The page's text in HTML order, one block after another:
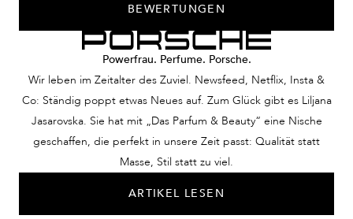
BEWERTUNGEN
Powerfrau. Perfume. Porsche.
Wir leben im Zeitalter des Zuviel. Newsfeed, Netflix, Insta &
Co: Ständig poppt etwas Neues auf. Zum Glück gibt es Liljana
Jasarovska. Sie hat mit „Das Parfum & Beauty“ eine Nische
geschaffen, die perfekt in unsere Zeit passt: Qualität statt
Masse, Stil statt zu viel.
ARTIKEL LESEN